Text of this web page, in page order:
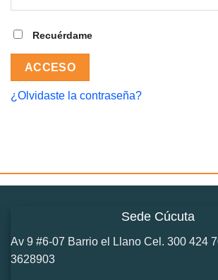
Recuérdame
ACCESO
¿Olvidaste la contraseña?
Sede Cúcuta
Av 9 #6-07 Barrio el Llano Cel. 300 424
3628903